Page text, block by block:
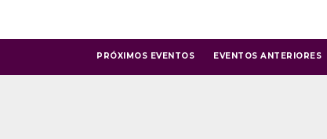
PRÓXIMOS EVENTOS EVENTOS ANTERIORES